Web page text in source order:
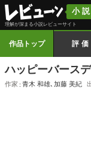
小説
理解が深まる小説レビューサイト
作品トップ 評価
ハッピーバース
作家 青木 和雄､ 加藤 美紀